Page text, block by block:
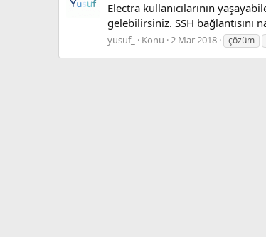
Electra kullanıcılarının
gelebilirsiniz. SSH bağlantısını
yusuf_ Konu 2 Mar 2018 çözüm